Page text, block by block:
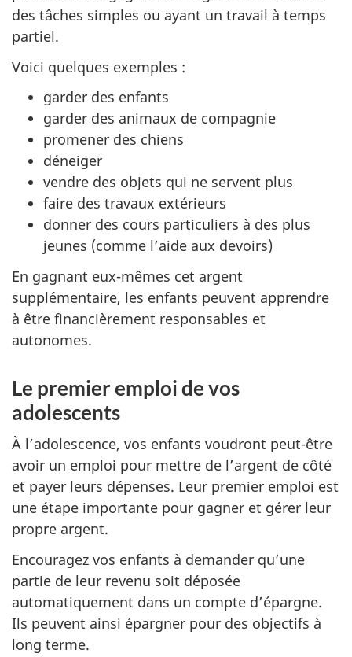
des tâches simples ou ayant un travail à temps
partiel.
Voici quelques exemples :
garder des enfants
garder des animaux de compagnie
promener des chiens
déneiger
vendre des objets qui ne servent plus
faire des travaux extérieurs
donner des cours particuliers à des plus
jeunes (comme l’aide aux devoirs)
En gagnant eux-mêmes cet argent
supplémentaire, les enfants peuvent apprendre
à être financièrement responsables et
autonomes.
Le premier emploi de vos
adolescents
À l’adolescence, vos enfants voudront peut-être
avoir un emploi pour mettre de l’argent de côté
et payer leurs dépenses. Leur premier emploi est
une étape importante pour gagner et gérer leur
propre argent.
Encouragez vos enfants à demander qu’une
partie de leur revenu soit déposée
automatiquement dans un compte d’épargne.
Ils peuvent ainsi épargner pour des objectifs à
long terme.